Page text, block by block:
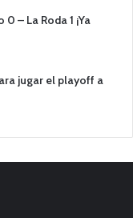
– La Roda 1 ¡Ya
jugar el playoff a